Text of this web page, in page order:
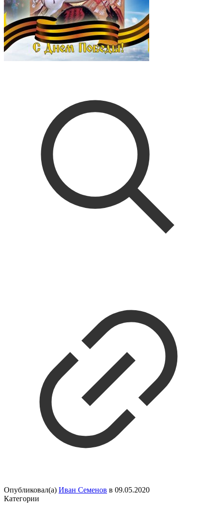
Опубликовал(а) Иван Семенов в 09.05.2020
Категории